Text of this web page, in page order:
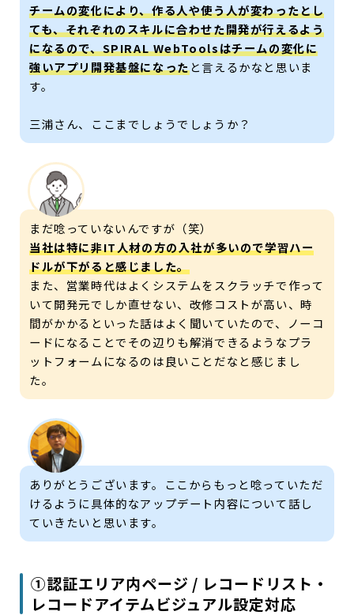
チームの変化により、作る人や使う人が変わったとし
ても、それぞれのスキルに合わせた開発が行えるよう
になるので、SPIRAL WebToolsはチームの変化に
強いアプリ開発基盤になったと言えるかなと思いま
す。
三浦さん、ここまでしょうでしょうか？
まだ唸っていないんですが（笑）
当社は特に非IT人材の方の入社が多いので学習ハー
ドルが下がると感じました。
また、営業時代はよくシステムをスクラッチで作って
いて開発元でしか直せない、改修コストが高い、時
間がかかるといった話はよく聞いていたので、ノーコ
ードになることでその辺りも解消できるようなプラ
ットフォームになるのは良いことだなと感じまし
た。
ありがとうございます。ここからもっと唸っていただ
けるように具体的なアップデート内容について話し
ていきたいと思います。
①認証エリア内ページ / レコードリスト・
レコードアイテムビジュアル設定対応